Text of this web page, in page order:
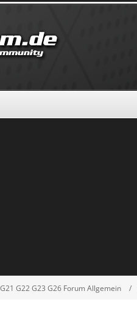
G22 G23 G26 Forum Allgemein